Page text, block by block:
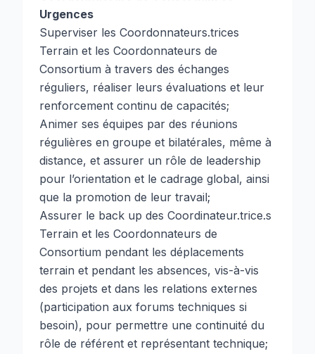
Urgences
Superviser les Coordonnateurs.trices
Terrain et les Coordonnateurs de
Consortium à travers des échanges
réguliers, réaliser leurs évaluations et leur
renforcement continu de capacités;
Animer ses équipes par des réunions
régulières en groupe et bilatérales, même à
distance, et assurer un rôle de leadership
pour l’orientation et le cadrage global, ainsi
que la promotion de leur travail;
Assurer le back up des Coordinateur.trice.s
Terrain et les Coordonnateurs de
Consortium pendant les déplacements
terrain et pendant les absences, vis-à-vis
des projets et dans les relations externes
(participation aux forums techniques si
besoin), pour permettre une continuité du
rôle de référent et représentant technique;